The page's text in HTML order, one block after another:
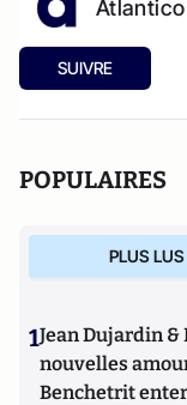
SUIVRE
POPULAIRES
PLUS LUS
1Jean Dujardin
nouvelles
Benchetrit